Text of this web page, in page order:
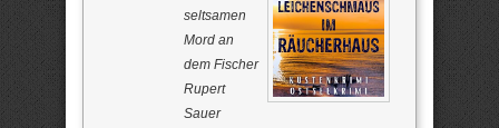
seltsamen
Mord an
dem Fischer
Rupert
Sauer